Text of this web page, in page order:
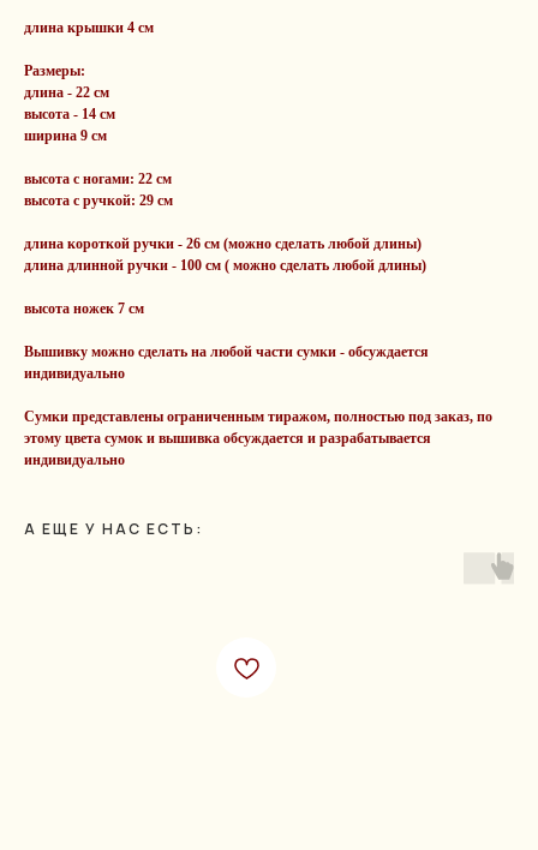
длина крышки 4 см
Размеры:
длина - 22 см
высота - 14 см
ширина 9 см
высота с ногами: 22 см
высота с ручкой: 29 см
длина короткой ручки - 26 см (можно сделать любой длины)
длина длинной ручки - 100 см ( можно сделать любой длины)
высота ножек 7 см
Вышивку можно сделать на любой части сумки - обсуждается
индивидуально
Сумки представлены ограниченным тиражом, полностью под заказ, по
этому цвета сумок и вышивка обсуждается и разрабатывается
индивидуально
А ЕЩЕ У НАС ЕСТЬ: